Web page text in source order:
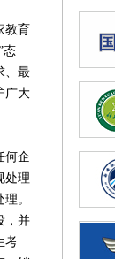
教育
态
、最
广大
何企
处理
。
，并
考